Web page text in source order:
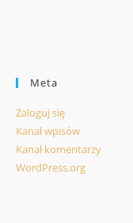
Meta
Zaloguj się
Kanał wpisów
Kanał komentarzy
WordPress.org